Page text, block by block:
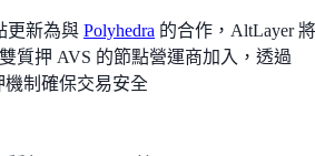
更新為與 Polyhedra 的合作，AltLayer
質押 AVS 的節點營運商加入，透過
機制確保交易安全